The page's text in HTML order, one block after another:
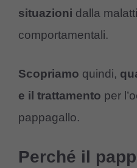
situazioni dalla
comportamentali.
Scopriamo quindi,
e il trattamento per
pappagallo.
Perché il